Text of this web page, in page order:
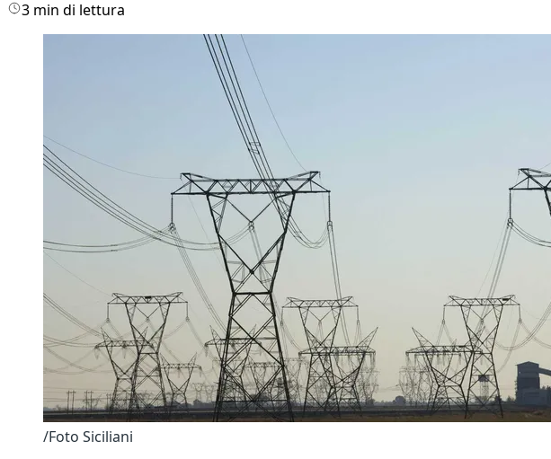
3 min di lettura
/Foto Siciliani